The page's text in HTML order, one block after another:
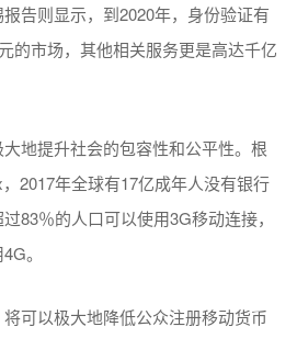
告则显示，到2020年，身份验证有
的市场，其他相关服务更是高达千亿
地提升社会的包容性和公平性。根
2017年全球有17亿成年人没有银行
83％的人口可以使用3G移动连接，
。
可以极大地降低公众注册移动货币